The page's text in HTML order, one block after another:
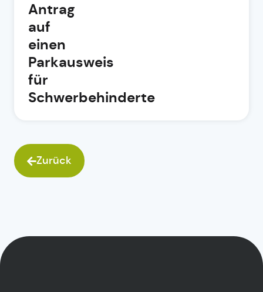
Antrag
auf
einen
Parkausweis
für
Schwerbehinderte
Zurück